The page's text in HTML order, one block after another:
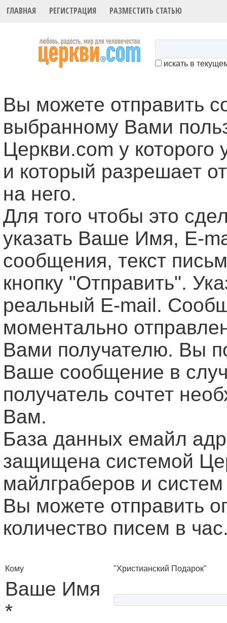
ГЛАВНАЯ РЕГИСТРАЦИЯ РАЗМЕСТИТЬ СТАТЬЮ
искать в
Вы можете отправить
выбранному Вами
Церкви.com у которого
и который разрешает
на него.
Для того чтобы это
указать Ваше Имя, Е-
сообщения, текст
кнопку "Отправить".
реальный E-mail.
моментально
Вами получателю. Вы
Ваше сообщение в
получатель сочтет
Вам.
База данных емайл
защищена системой
майлграберов и
Вы можете отправить
количество писем в
Кому "Христианский Подарок"
Ваше Имя
*